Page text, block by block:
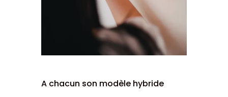
A chacun son modèle hybride